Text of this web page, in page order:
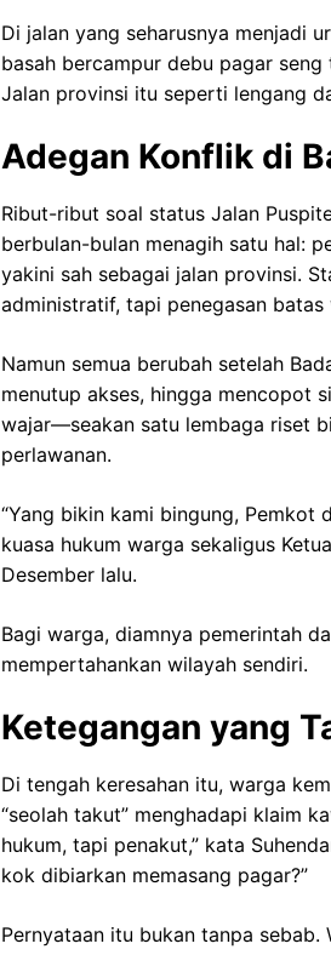
Di jalan yang seharusnya menjadi
basah bercampur debu pagar
Jalan provinsi itu seperti lengang
Adegan Konflik di
Ribut-ribut soal status Jalan
berbulan-bulan menagih satu hal:
yakini sah sebagai jalan provinsi.
administratif, tapi penegasan batas
Namun semua berubah setelah
menutup akses, hingga mencopot
wajar—seakan satu lembaga riset
perlawanan.
“Yang bikin kami bingung, Pemkot
kuasa hukum warga sekaligus
Desember lalu.
Bagi warga, diamnya pemerintah
mempertahankan wilayah sendiri.
Ketegangan yang
Di tengah keresahan itu, warga
“seolah takut” menghadapi klaim
hukum, tapi penakut,” kata
kok dibiarkan memasang pagar?”
Pernyataan itu bukan tanpa